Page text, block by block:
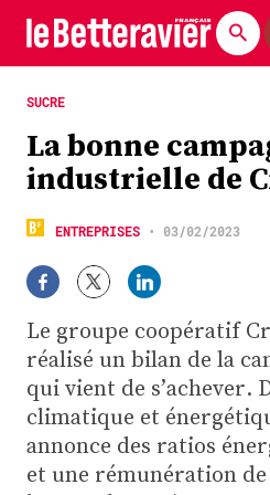
Actualités
Économie
Agronomie
La technique ITB
Pommes de terre
Guides pratiques
Chasse
SUCRE
La bonne
industrielle de
ENTREPRISES • 03/02/2023
Le groupe coopératif
réalisé un bilan de la
qui vient de s’achever.
climatique et
annonce des ratios
et une rémunération